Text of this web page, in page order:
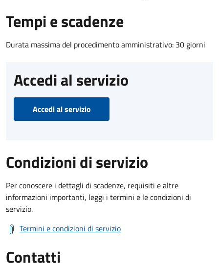
Tempi e scadenze
Durata massima del procedimento amministrativo: 30 giorni
Accedi al servizio
Accedi al servizio
Condizioni di servizio
Per conoscere i dettagli di scadenze, requisiti e altre
informazioni importanti, leggi i termini e le condizioni di
servizio.
Termini e condizioni di servizio
Contatti